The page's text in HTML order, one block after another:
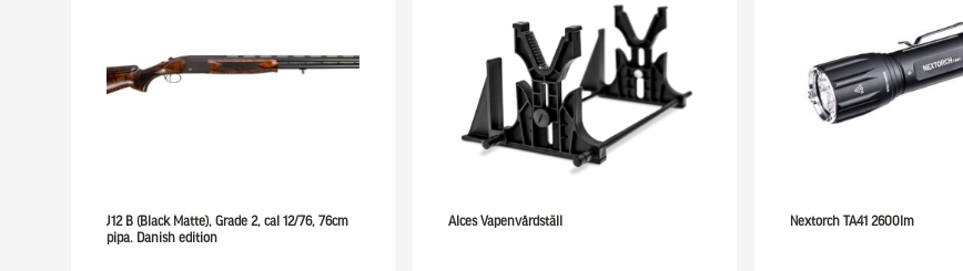
J12 B (Black Matte), Grade 2, cal 12/76, 76cm
pipa. Danish edition
Alces Vapenvårdställ Nextorch TA41 2600lm